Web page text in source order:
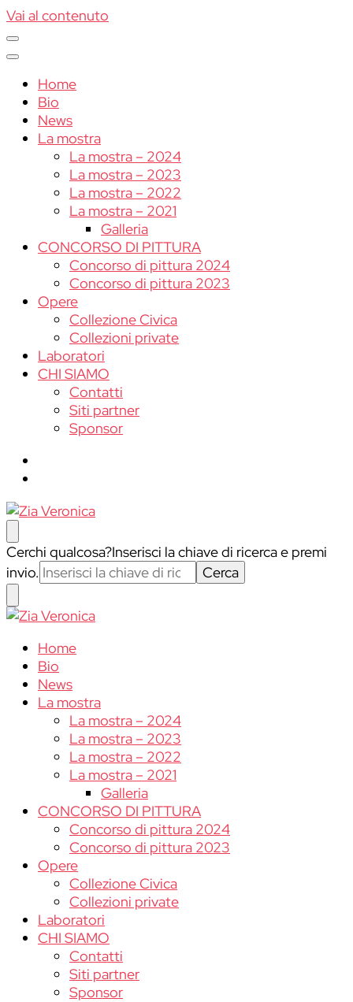
Vai al contenuto
Home
Bio
News
La mostra
La mostra – 2024
La mostra – 2023
La mostra – 2022
La mostra – 2021
Galleria
CONCORSO DI PITTURA
Concorso di pittura 2024
Concorso di pittura 2023
Opere
Collezione Civica
Collezioni private
Laboratori
CHI SIAMO
Contatti
Siti partner
Sponsor
Zia Veronica
Cerchi qualcosa?Inserisci la chiave di ricerca e premi
invio.
Zia Veronica
Home
Bio
News
La mostra
La mostra – 2024
La mostra – 2023
La mostra – 2022
La mostra – 2021
Galleria
CONCORSO DI PITTURA
Concorso di pittura 2024
Concorso di pittura 2023
Opere
Collezione Civica
Collezioni private
Laboratori
CHI SIAMO
Contatti
Siti partner
Sponsor